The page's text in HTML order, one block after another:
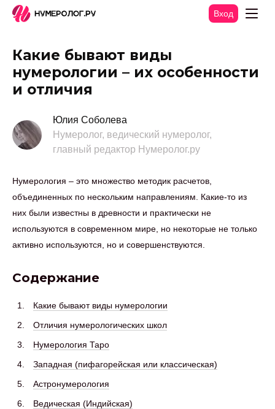
Вход
Какие бывают виды
нумерологии – их особенности
и отличия
Юлия Соболева
Нумеролог, ведический нумеролог,
главный редактор Нумеролог.ру
Нумерология – это множество методик расчетов,
объединенных по нескольким направлениям. Какие-то из
них были известны в древности и практически не
используются в современном мире, но некоторые не только
активно используются, но и совершенствуются.
Содержание
Какие бывают виды нумерологии
Отличия нумерологических школ
Нумерология Таро
Западная (пифагорейская или классическая)
Астронумерология
Ведическая (Индийская)